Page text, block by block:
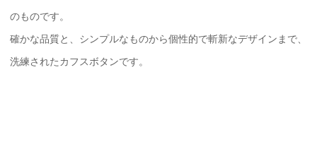
のものです。
確かな品質と、シンプルなものから個性的で斬新なデザインまで、
洗練されたカフスボタンです。